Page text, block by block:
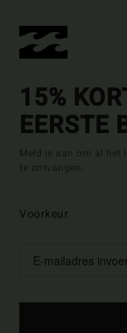
15%
EERSTE
Meld je aan om al het
te ontvangen.
Voorkeur